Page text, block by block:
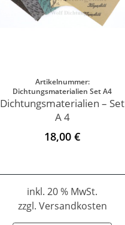
Artikelnummer:
Dichtungsmaterialien Set A4
Dichtungsmaterialien – Set
A 4
18,00 €
inkl. 20 % MwSt.
zzgl. Versandkosten